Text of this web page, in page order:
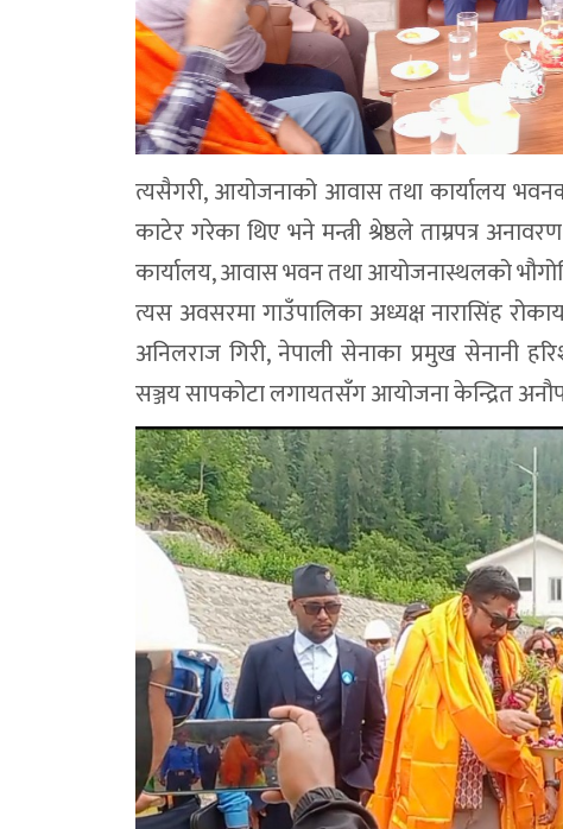
त्यसैगरी, आयोजनाको आवास तथा कार्यालय
काटेर गरेका थिए भने मन्त्री श्रेष्ठले ताम्रपत्र
कार्यालय, आवास भवन तथा आयोजनास्थलको
त्यस अवसरमा गाउँपालिका अध्यक्ष नारासिंह
अनिलराज गिरी, नेपाली सेनाका प्रमुख सेनानी
सञ्जय सापकोटा लगायतसँग आयोजना केन्द्रित